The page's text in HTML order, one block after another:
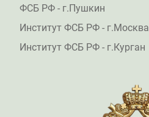
ФСБ РФ - г.Пушкин
Институт ФСБ РФ - г.Москва
Институт ФСБ РФ - г.Курган